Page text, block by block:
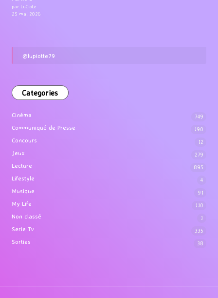
par LuCioLe
25 mai 2026
@lupiotte79
Categories
Cinéma 749
Communiqué de Presse 190
Concours 12
Jeux 279
Lecture 895
Lifestyle 4
Musique 91
My Life 110
Non classé 1
Serie Tv 335
Sorties 38